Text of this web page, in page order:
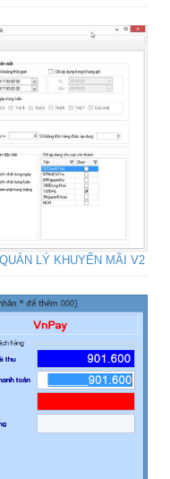
LÝ KHUYẾN MÃI V2